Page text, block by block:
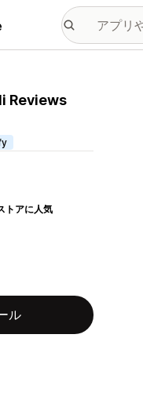
Reviews
トアに人気
ル